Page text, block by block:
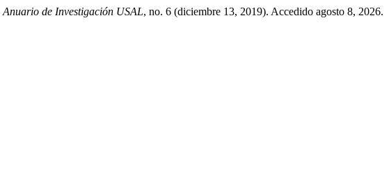
Anuario de Investigación USAL, no. 6 (diciembre 13, 2019). Accedido agosto 8, 2026.